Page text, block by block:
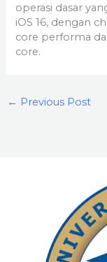
operasi dasar
iOS 16, dengan
core performa
core.
← Previous Post